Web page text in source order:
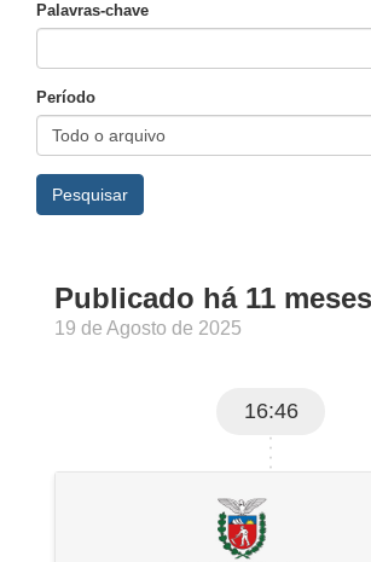
Palavras-chave
Período
Pesquisar
Publicado há 11 meses
19 de Agosto de 2025
16:46